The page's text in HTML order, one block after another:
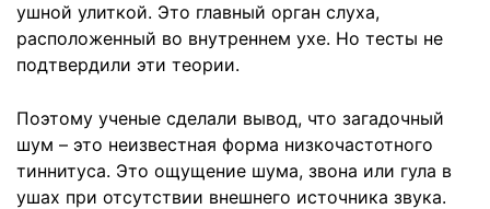
ушной улиткой. Это главный орган слуха,
расположенный во внутреннем ухе. Но тесты не
подтвердили эти теории.
Поэтому ученые сделали вывод, что загадочный
шум – это неизвестная форма низкочастотного
тиннитуса. Это ощущение шума, звона или гула в
ушах при отсутствии внешнего источника звука.